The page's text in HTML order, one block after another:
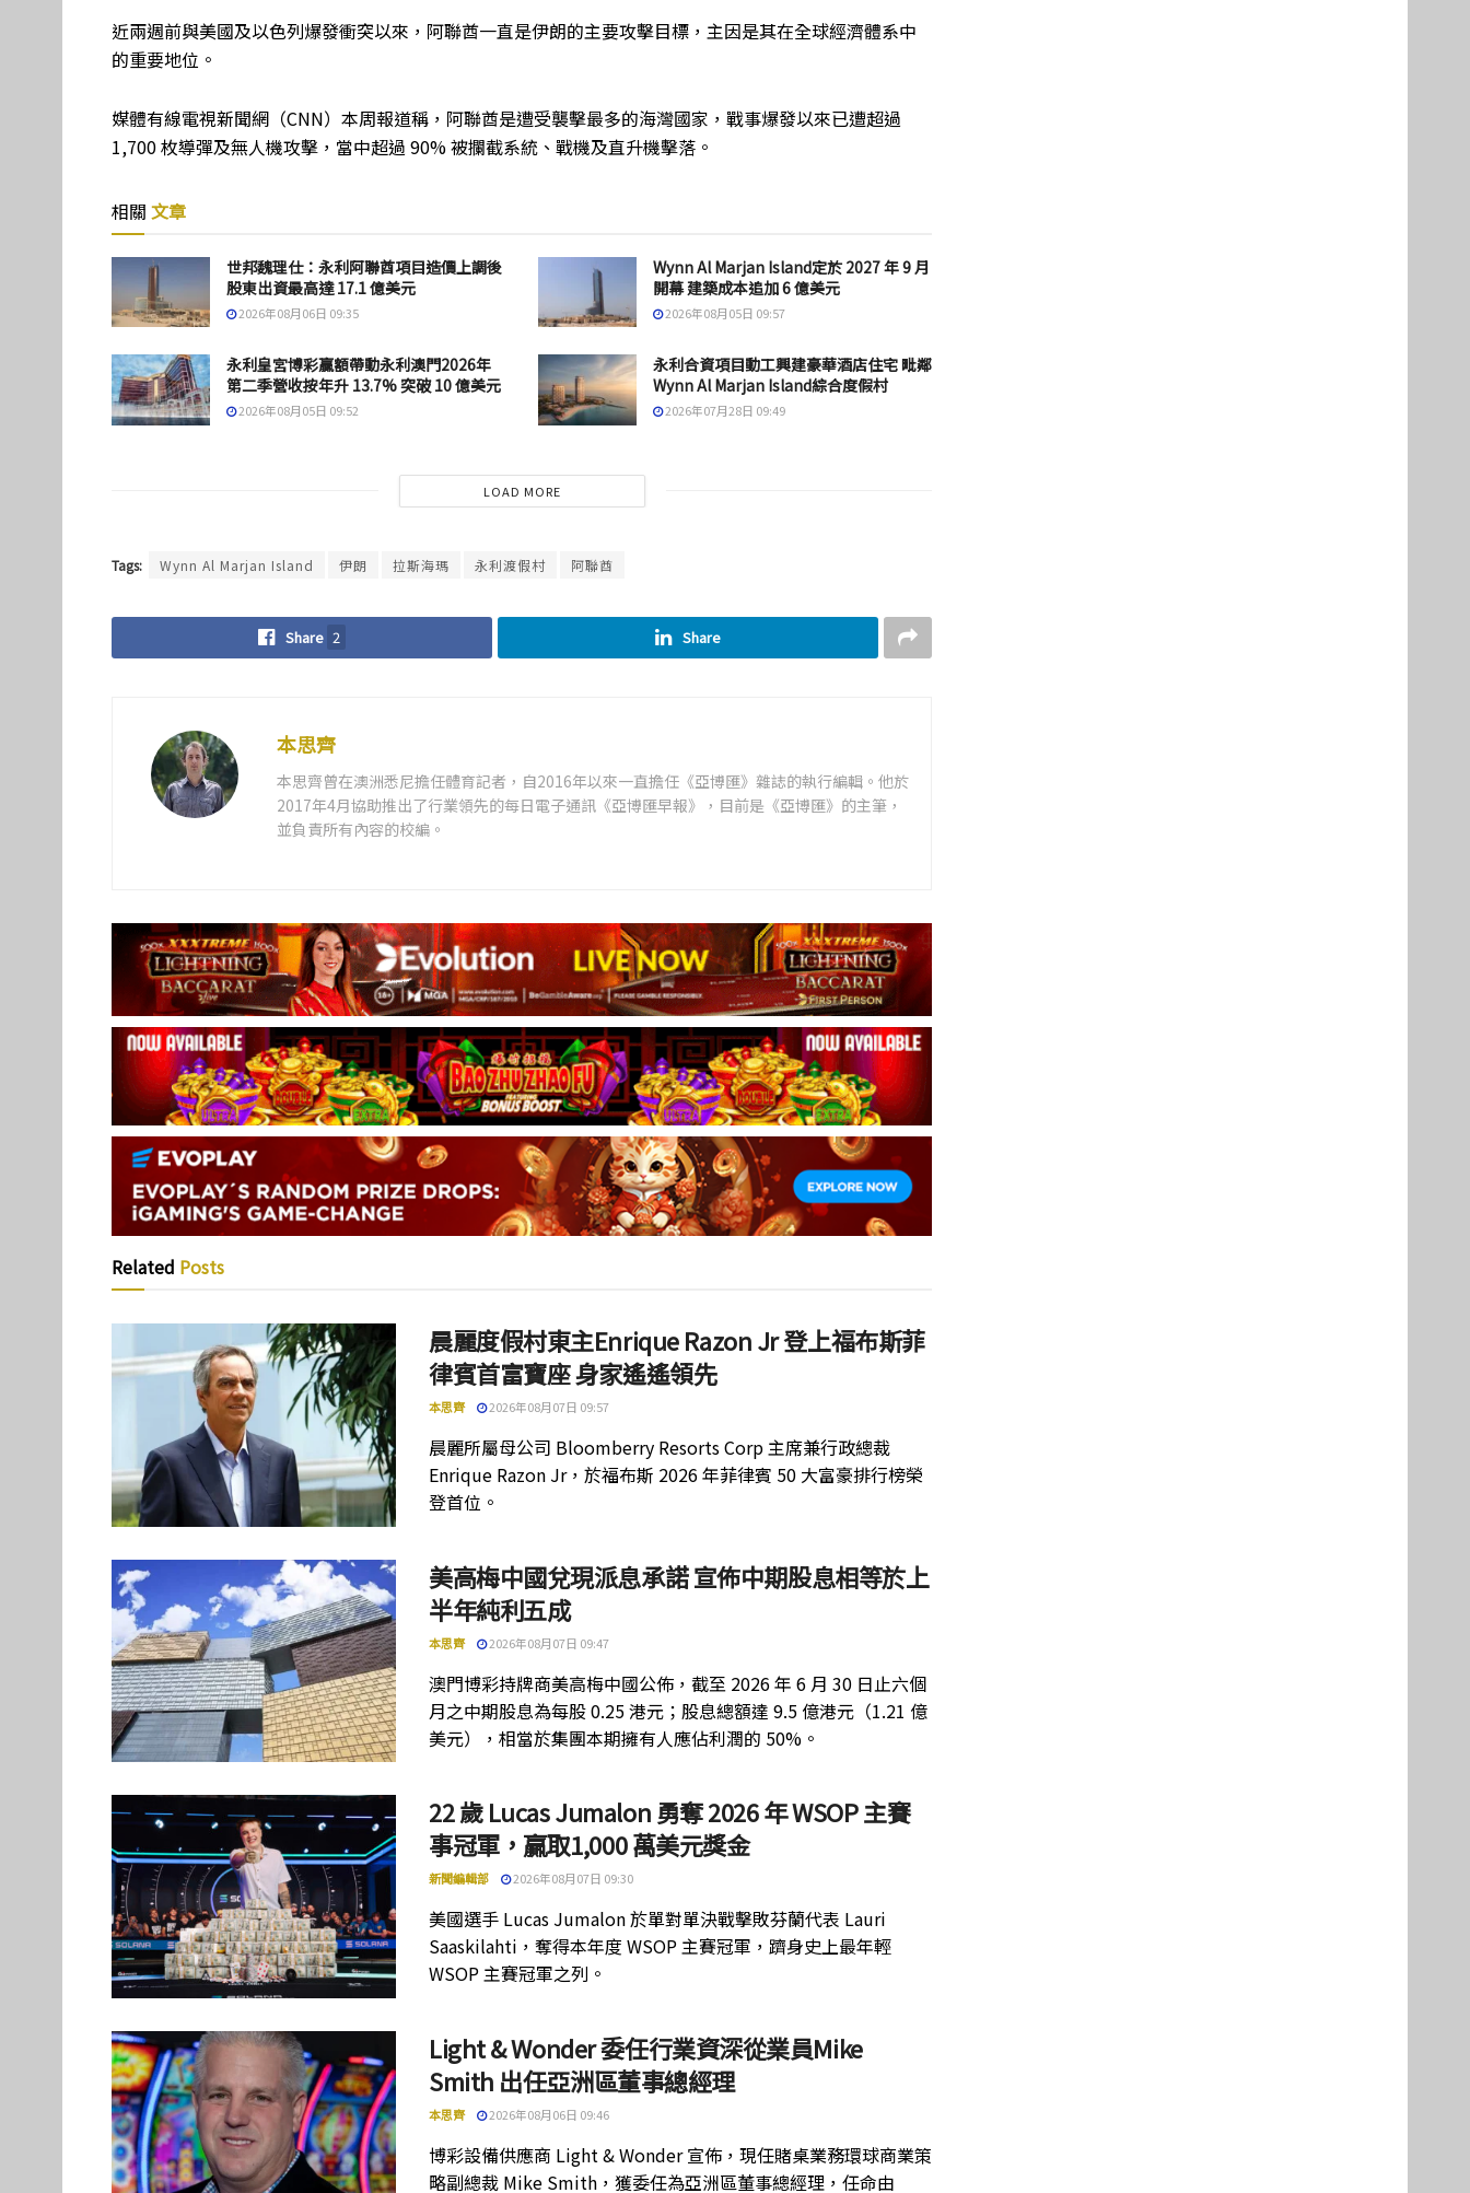
近兩週前與美國及以色列爆發衝突以來，阿聯酋一直是伊朗的主要攻擊目標，主因是其在全球經濟體系中
的重要地位。
媒體有線電視新聞網（CNN）本周報道稱，阿聯酋是遭受襲擊最多的海灣國家，戰事爆發以來已遭超過
1,700 枚導彈及無人機攻擊，當中超過 90% 被攔截系統、戰機及直升機擊落。
相關 文章
世邦魏理仕：永利阿聯酋項目造價上調後
股東出資最高達 17.1 億美元
2026年08月06日 09:35
Wynn Al Marjan Island定於 2027 年 9 月
開幕 建築成本追加 6 億美元
2026年08月05日 09:57
永利皇宮博彩贏額帶動永利澳門2026年
第二季營收按年升 13.7% 突破 10 億美元
2026年08月05日 09:52
永利合資項目動工興建豪華酒店住宅 毗鄰
Wynn Al Marjan Island綜合度假村
2026年07月28日 09:49
LOAD MORE
Tags: Wynn Al Marjan Island 伊朗 拉斯海瑪 永利渡假村 阿聯酋
Share 2 Share
本思齊
本思齊曾在澳洲悉尼擔任體育記者，自2016年以來一直擔任《亞博匯》雜誌的執行編輯。他於
2017年4月協助推出了行業領先的每日電子通訊《亞博匯早報》，目前是《亞博匯》的主筆，
並負責所有內容的校編。
Related Posts
晨麗度假村東主Enrique Razon Jr 登上福布斯菲
律賓首富寶座 身家遙遙領先
本思齊 2026年08月07日 09:57
晨麗所屬母公司 Bloomberry Resorts Corp 主席兼行政總裁
Enrique Razon Jr，於福布斯 2026 年菲律賓 50 大富豪排行榜榮
登首位。
美高梅中國兌現派息承諾 宣佈中期股息相等於上
半年純利五成
本思齊 2026年08月07日 09:47
澳門博彩持牌商美高梅中國公佈，截至 2026 年 6 月 30 日止六個
月之中期股息為每股 0.25 港元；股息總額達 9.5 億港元（1.21 億
美元），相當於集團本期擁有人應佔利潤的 50%。
22 歲 Lucas Jumalon 勇奪 2026 年 WSOP 主賽
事冠軍，贏取1,000 萬美元獎金
新聞編輯部 2026年08月07日 09:30
美國選手 Lucas Jumalon 於單對單決戰擊敗芬蘭代表 Lauri
Saaskilahti，奪得本年度 WSOP 主賽冠軍，躋身史上最年輕
WSOP 主賽冠軍之列。
Light & Wonder 委任行業資深從業員Mike
Smith 出任亞洲區董事總經理
本思齊 2026年08月06日 09:46
博彩設備供應商 Light & Wonder 宣佈，現任賭桌業務環球商業策
略副總裁 Mike Smith，獲委任為亞洲區董事總經理，任命由